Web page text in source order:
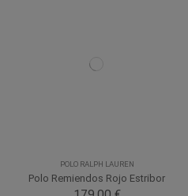
POLO RALPH LAUREN
Polo Remiendos Rojo Estribor